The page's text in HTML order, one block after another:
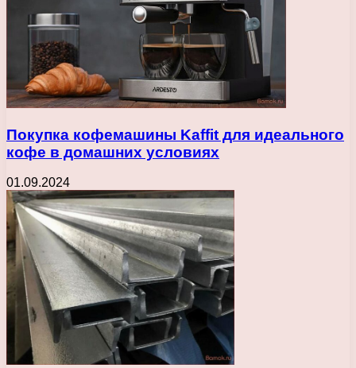
Покупка кофемашины Kaffit для идеального
кофе в домашних условиях
01.09.2024